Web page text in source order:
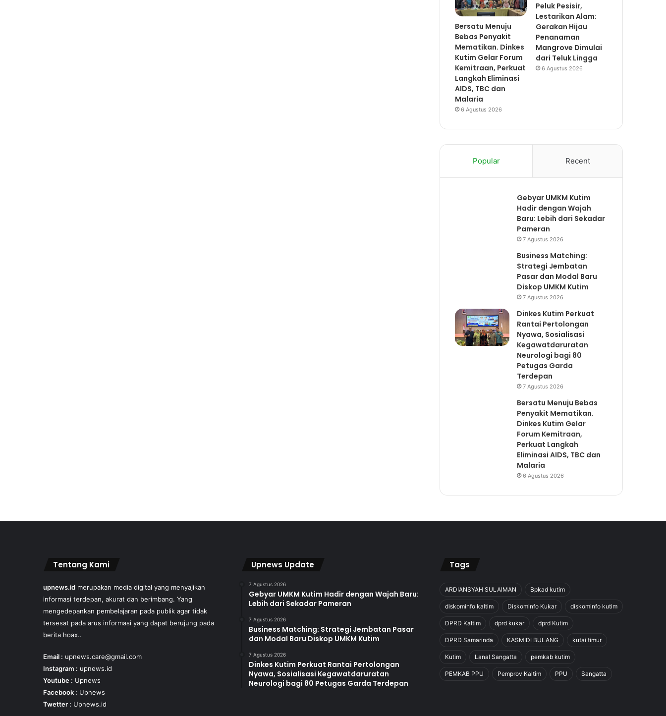
Bersatu Menuju
Bebas Penyakit
Mematikan. Dinkes
Kutim Gelar Forum
Kemitraan, Perkuat
Langkah Eliminasi
AIDS, TBC dan
Malaria
6 Agustus 2026
Peluk Pesisir,
Lestarikan Alam:
Gerakan Hijau
Penanaman
Mangrove Dimulai
dari Teluk Lingga
6 Agustus 2026
Popular Recent
Gebyar UMKM Kutim
Hadir dengan Wajah
Baru: Lebih dari Sekadar
Pameran
7 Agustus 2026
Business Matching:
Strategi Jembatan
Pasar dan Modal Baru
Diskop UMKM Kutim
7 Agustus 2026
Dinkes Kutim Perkuat
Rantai Pertolongan
Nyawa, Sosialisasi
Kegawatdaruratan
Neurologi bagi 80
Petugas Garda
Terdepan
7 Agustus 2026
Bersatu Menuju Bebas
Penyakit Mematikan.
Dinkes Kutim Gelar
Forum Kemitraan,
Perkuat Langkah
Eliminasi AIDS, TBC dan
Malaria
6 Agustus 2026
Tentang Kami
upnews.id merupakan media digital yang menyajikan
informasi terdepan, akurat dan berimbang. Yang
mengedepankan pembelajaran pada publik agar tidak
tersesat pada arus informasi yang dapat berujung pada
berita hoax..
Email : upnews.care@gmail.com
Instagram : upnews.id
Youtube : Upnews
Facebook : Upnews
Twetter : Upnews.id
Upnews Update
7 Agustus 2026
Gebyar UMKM Kutim Hadir dengan Wajah Baru:
Lebih dari Sekadar Pameran
7 Agustus 2026
Business Matching: Strategi Jembatan Pasar
dan Modal Baru Diskop UMKM Kutim
7 Agustus 2026
Dinkes Kutim Perkuat Rantai Pertolongan
Nyawa, Sosialisasi Kegawatdaruratan
Neurologi bagi 80 Petugas Garda Terdepan
Tags
ARDIANSYAH SULAIMAN Bpkad kutim
diskominfo kaltim Diskominfo Kukar diskominfo kutim
DPRD Kaltim dprd kukar dprd Kutim
DPRD Samarinda KASMIDI BULANG kutai timur
Kutim Lanal Sangatta pemkab kutim
PEMKAB PPU Pemprov Kaltim PPU Sangatta